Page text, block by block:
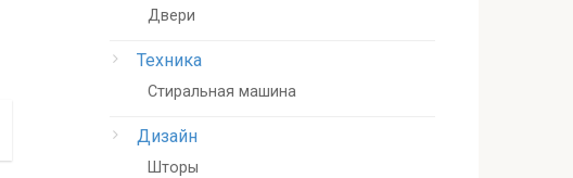
Двери
Техника
Стиральная машина
Дизайн
Шторы